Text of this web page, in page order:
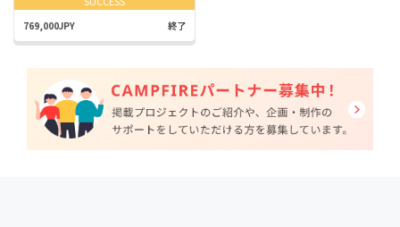
769,000JPY 終了